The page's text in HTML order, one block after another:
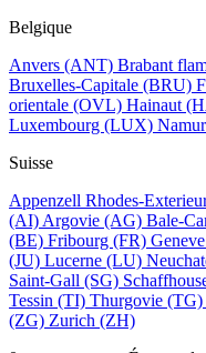
Belgique
Anvers (ANT) Brabant
Bruxelles-Capitale (BRU)
orientale (OVL) Hainaut
Luxembourg (LUX) Namur
Suisse
Appenzell Rhodes-
(AI) Argovie (AG) Bale-
(BE) Fribourg (FR) Geneve
(JU) Lucerne (LU)
Saint-Gall (SG)
Tessin (TI) Thurgovie (TG)
(ZG) Zurich (ZH)